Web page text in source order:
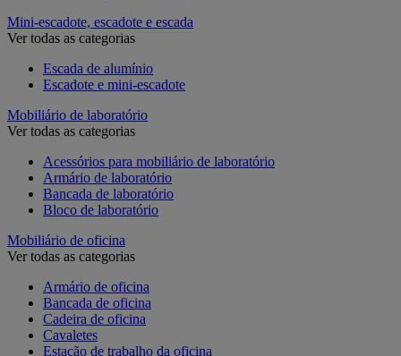
Mini-escadote, escadote e escada
Ver todas as categorias
Escada de alumínio
Escadote e mini-escadote
Mobiliário de laboratório
Ver todas as categorias
Acessórios para mobiliário de laboratório
Armário de laboratório
Bancada de laboratório
Bloco de laboratório
Mobiliário de oficina
Ver todas as categorias
Armário de oficina
Bancada de oficina
Cadeira de oficina
Cavaletes
Estação de trabalho da oficina